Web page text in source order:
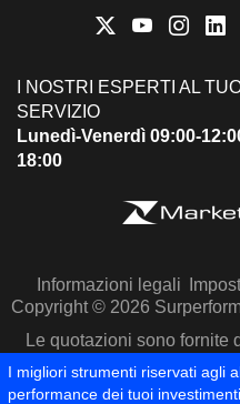
I NOSTRI ESPERTI AL
SERVIZIO
Lunedì-Venerdì 09:00-
18:00
Informazioni legali
Copyright © 2026
Le quotazioni sono fornite
I migliori strumenti riservati agli
performance dei tuoi